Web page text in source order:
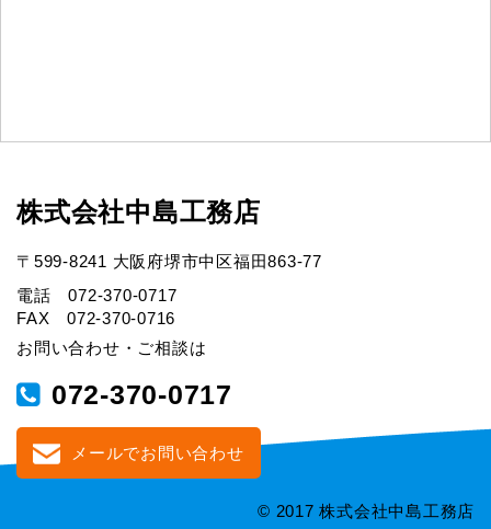
株式会社中島工務店
〒599-8241 大阪府堺市中区福田863-77
電話 072-370-0717
FAX 072-370-0716
お問い合わせ・ご相談は
072-370-0717
メールでお問い合わせ
© 2017 株式会社中島工務店